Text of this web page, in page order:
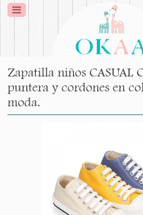
Zapatilla niños CASUAL
puntera y cordones en
moda.